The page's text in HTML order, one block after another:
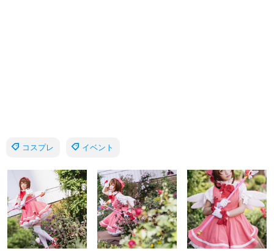
コスプレ イベント